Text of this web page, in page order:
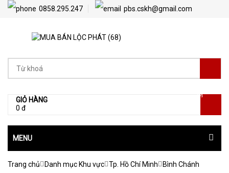
0858.295.247 pbs.cskh@gmail.com
GIỎ HÀNG
0 đ
[0]
MENU
Trang chủ Danh mục Khu vực Tp. Hồ Chí Minh Bình Chánh